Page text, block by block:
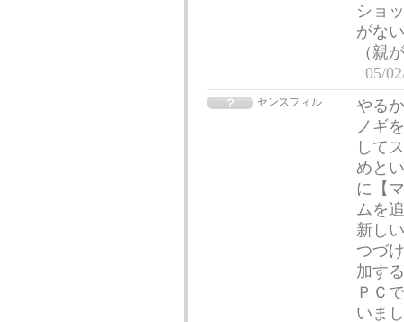
ショ
がな
（親
05/
センスフィル
やる
ノギ
して
めと
に【
ムを
新し
つづ
加す
ＰＣ
いま